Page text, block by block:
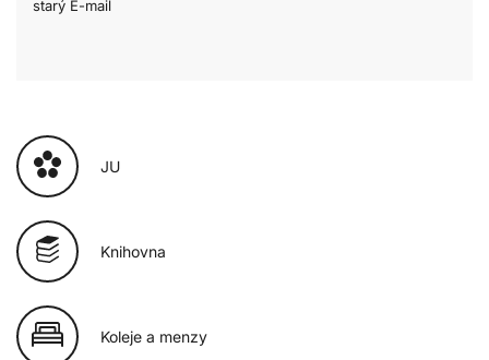
starý E-mail
JU
Knihovna
Koleje a menzy